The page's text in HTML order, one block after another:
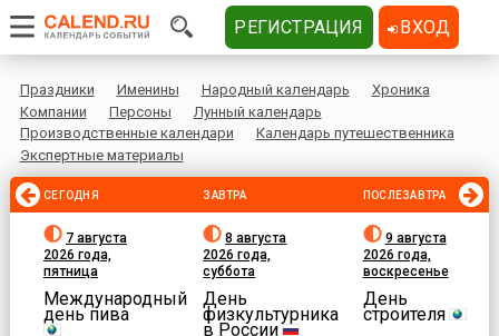
Праздники Именины Народный календарь
Хроника
Компании
Персоны
Лунный календарь
Производственные календари
Календарь путешественника
Экспертные материалы
СЕГОДНЯ
7 августа
2026 года,
пятница
Международный
день пива
ЗАВТРА
8 августа
2026 года,
суббота
День
физкультурника
в России
ПОСЛЕЗАВТРА
9 августа
2026 года,
воскресенье
День
строителя
РЕГИСТРАЦИЯ ВХОД